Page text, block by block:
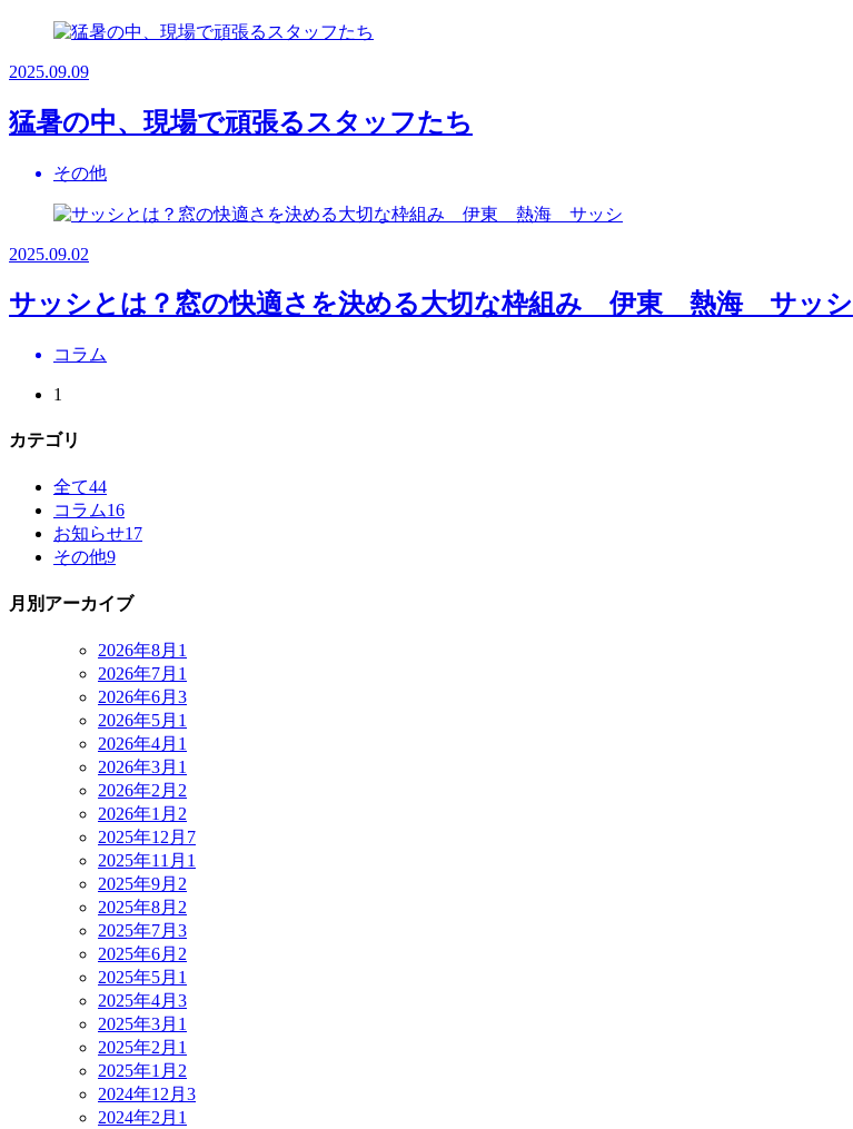
2025.09.09
猛暑の中、現場で頑張るスタッフたち
その他
2025.09.02
サッシとは？窓の快適さを決める大切な枠組み 伊東 熱海 サッシ
コラム
1
カテゴリ
全て44
コラム16
お知らせ17
その他9
月別アーカイブ
2026年8月 1
2026年7月 1
2026年6月 3
2026年5月 1
2026年4月 1
2026年3月 1
2026年2月 2
2026年1月 2
2025年12月 7
2025年11月 1
2025年9月 2
2025年8月 2
2025年7月 3
2025年6月 2
2025年5月 1
2025年4月 3
2025年3月 1
2025年2月 1
2025年1月 2
2024年12月 3
2024年2月 1